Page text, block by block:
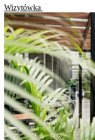
Wizytówka